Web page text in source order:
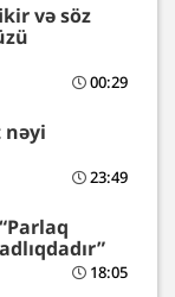
və söz
00:29
23:49
18:05